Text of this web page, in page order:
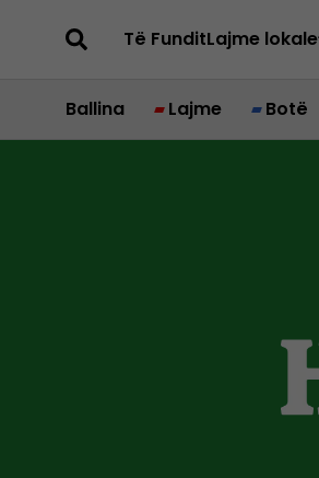
Të FunditLajme lokale
Ballina Lajme Botë